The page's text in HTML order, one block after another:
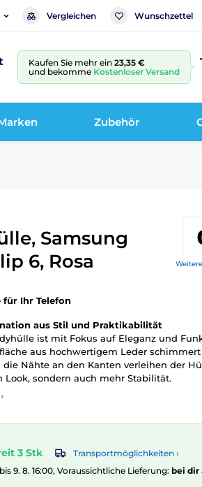
Vergleichen Wunschzettel
Kaufen Sie mehr ein 23,35 €
und bekomme Kostenloser Versand
Zubehör
Samsung
6, Rosa
für Ihr Telefon
aus Stil und Praktikabilität
ist mit Fokus auf Eleganz und
aus hochwertigem Leder
Nähte an den Kanten verleihen der
Look, sondern auch mehr Stabilität.
3 Stk
Transportmöglichkeiten ›
9. 8. 16:00, Voraussichtliche Lieferung: bei dir